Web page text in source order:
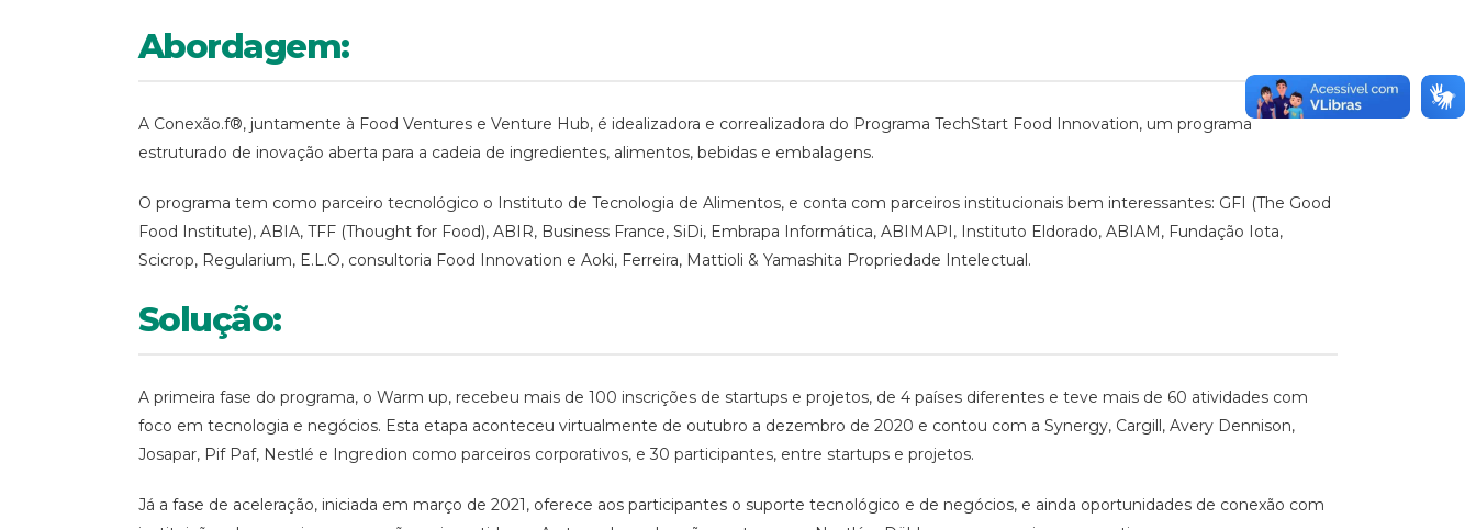
Abordagem:
A Conexão.f®, juntamente à Food Ventures e Venture Hub, é idealizadora e correalizadora do Programa TechStart Food Innovation, um programa
estruturado de inovação aberta para a cadeia de ingredientes, alimentos, bebidas e embalagens.
O programa tem como parceiro tecnológico o Instituto de Tecnologia de Alimentos, e conta com parceiros institucionais bem interessantes: GFI (The Good
Food Institute), ABIA, TFF (Thought for Food), ABIR, Business France, SiDi, Embrapa Informática, ABIMAPI, Instituto Eldorado, ABIAM, Fundação Iota,
Scicrop, Regularium, E.L.O, consultoria Food Innovation e Aoki, Ferreira, Mattioli & Yamashita Propriedade Intelectual.
Solução:
A primeira fase do programa, o Warm up, recebeu mais de 100 inscrições de startups e projetos, de 4 países diferentes e teve mais de 60 atividades com
foco em tecnologia e negócios. Esta etapa aconteceu virtualmente de outubro a dezembro de 2020 e contou com a Synergy, Cargill, Avery Dennison,
Josapar, Pif Paf, Nestlé e Ingredion como parceiros corporativos, e 30 participantes, entre startups e projetos.
Já a fase de aceleração, iniciada em março de 2021, oferece aos participantes o suporte tecnológico e de negócios, e ainda oportunidades de conexão com